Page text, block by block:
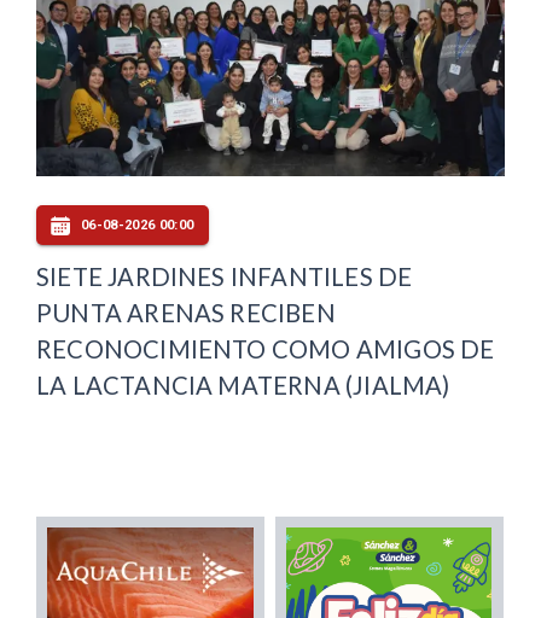
06-08-2026 00:00
SIETE JARDINES INFANTILES DE
PUNTA ARENAS RECIBEN
RECONOCIMIENTO COMO AMIGOS DE
LA LACTANCIA MATERNA (JIALMA)